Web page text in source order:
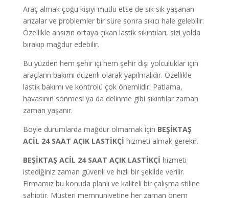
Araç almak çoğu kişiyi mutlu etse de sık sık yaşanan
arızalar ve problemler bir süre sonra sıkıcı hale gelebilir.
Özellikle ansızın ortaya çıkan lastik sıkıntıları, sizi yolda
bırakıp mağdur edebilir.
Bu yüzden hem şehir içi hem şehir dışı yolculuklar için
araçların bakımı düzenli olarak yapılmalıdır. Özellikle
lastik bakımı ve kontrolü çok önemlidir. Patlama,
havasının sönmesi ya da delinme gibi sıkıntılar zaman
zaman yaşanır.
Böyle durumlarda mağdur olmamak için BEŞİKTAŞ
ACİL 24 SAAT AÇIK LASTİKÇİ hizmeti almak gerekir.
BEŞİKTAŞ ACİL 24 SAAT AÇIK LASTİKÇİ hizmeti
istediğiniz zaman güvenli ve hızlı bir şekilde verilir.
Firmamız bu konuda planlı ve kaliteli bir çalışma stiline
sahiptir. Müşteri memnuniyetine her zaman önem